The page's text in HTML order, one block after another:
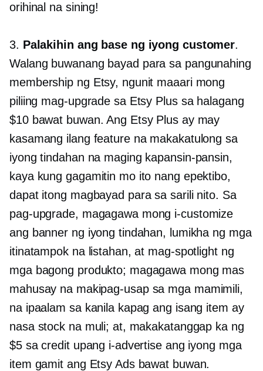
orihinal na sining!
3. Palakihin ang base ng iyong customer.
Walang buwanang bayad para sa pangunahing
membership ng Etsy, ngunit maaari mong
piliing mag-upgrade sa Etsy Plus sa halagang
$10 bawat buwan. Ang Etsy Plus ay may
kasamang ilang feature na makakatulong sa
iyong tindahan na maging kapansin-pansin,
kaya kung gagamitin mo ito nang epektibo,
dapat itong magbayad para sa sarili nito. Sa
pag-upgrade, magagawa mong i-customize
ang banner ng iyong tindahan, lumikha ng mga
itinatampok na listahan, at mag-spotlight ng
mga bagong produkto; magagawa mong mas
mahusay na makipag-usap sa mga mamimili,
na ipaalam sa kanila kapag ang isang item ay
nasa stock na muli; at, makakatanggap ka ng
$5 sa credit upang i-advertise ang iyong mga
item gamit ang Etsy Ads bawat buwan.